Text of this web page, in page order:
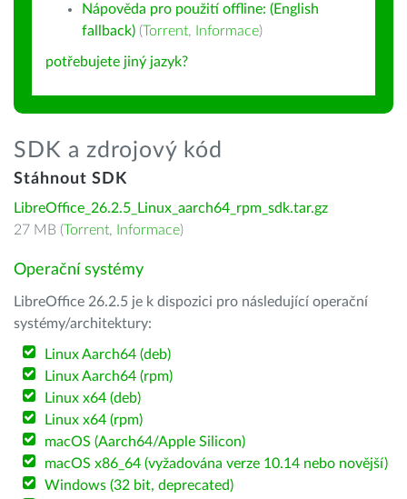
Nápověda pro použití offline: (English
fallback) (Torrent, Informace)
potřebujete jiný jazyk?
SDK a zdrojový kód
Stáhnout SDK
LibreOffice_26.2.5_Linux_aarch64_rpm_sdk.tar.gz
27 MB (Torrent, Informace)
Operační systémy
LibreOffice 26.2.5 je k dispozici pro následující operační
systémy/architektury:
Linux Aarch64 (deb)
Linux Aarch64 (rpm)
Linux x64 (deb)
Linux x64 (rpm)
macOS (Aarch64/Apple Silicon)
macOS x86_64 (vyžadována verze 10.14 nebo novější)
Windows (32 bit, deprecated)